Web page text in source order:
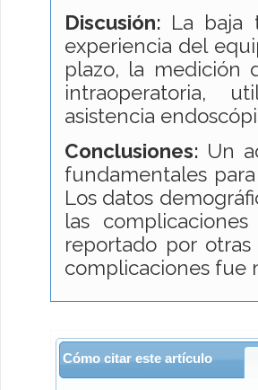
Discusión: La baja
experiencia del
plazo, la medición
intraoperatoria,
asistencia
Conclusiones: Un
fundamentales
Los datos
las
reportado por
complicaciones fue
Cómo citar este artículo